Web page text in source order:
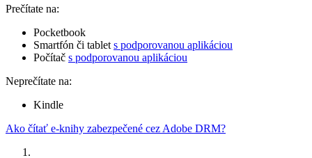
Prečítate na:
Pocketbook
Smartfón či tablet s podporovanou aplikáciou
Počítač s podporovanou aplikáciou
Neprečítate na:
Kindle
Ako čítať e-knihy zabezpečené cez Adobe DRM?